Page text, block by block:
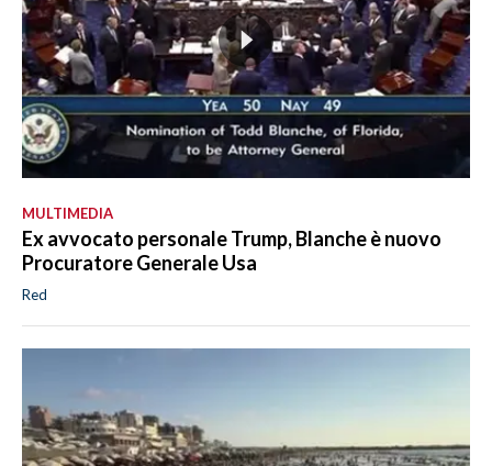
MULTIMEDIA
Ex avvocato personale Trump, Blanche è nuovo
Procuratore Generale Usa
Red